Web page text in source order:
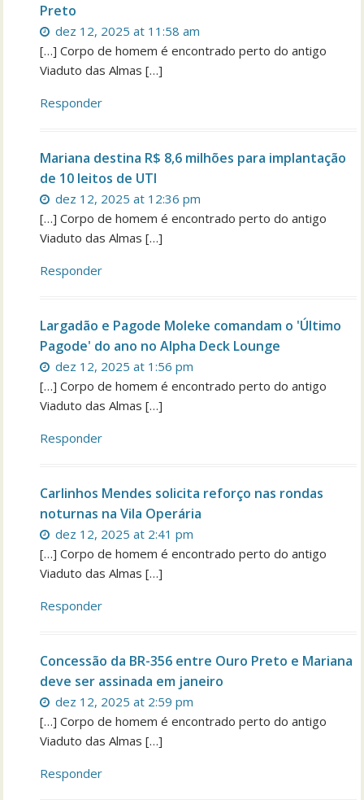
Preto
dez 12, 2025 at 11:58 am
[…] Corpo de homem é encontrado perto do antigo
Viaduto das Almas […]
Responder
Mariana destina R$ 8,6 milhões para implantação
de 10 leitos de UTI
dez 12, 2025 at 12:36 pm
[…] Corpo de homem é encontrado perto do antigo
Viaduto das Almas […]
Responder
Largadão e Pagode Moleke comandam o 'Último
Pagode' do ano no Alpha Deck Lounge
dez 12, 2025 at 1:56 pm
[…] Corpo de homem é encontrado perto do antigo
Viaduto das Almas […]
Responder
Carlinhos Mendes solicita reforço nas rondas
noturnas na Vila Operária
dez 12, 2025 at 2:41 pm
[…] Corpo de homem é encontrado perto do antigo
Viaduto das Almas […]
Responder
Concessão da BR-356 entre Ouro Preto e Mariana
deve ser assinada em janeiro
dez 12, 2025 at 2:59 pm
[…] Corpo de homem é encontrado perto do antigo
Viaduto das Almas […]
Responder